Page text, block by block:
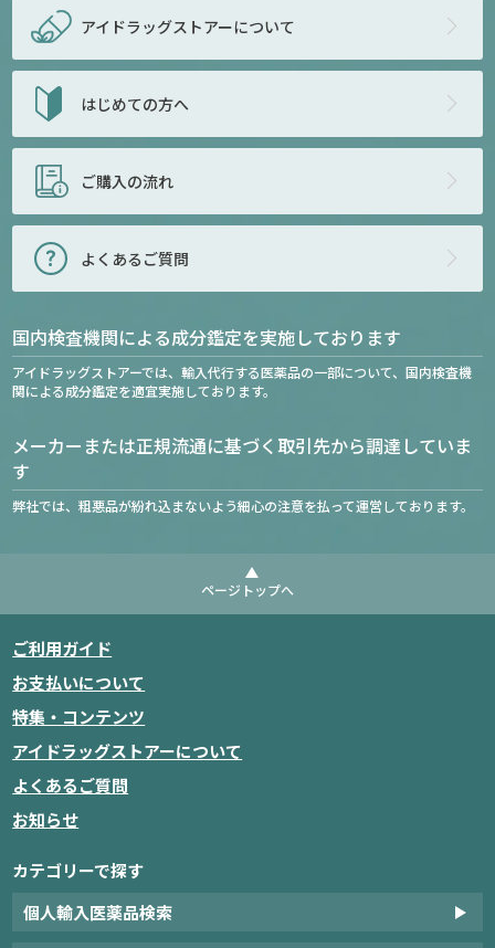
アイドラッグストアーについて
はじめての方へ
ご購入の流れ
よくあるご質問
国内検査機関による成分鑑定を実施しております
アイドラッグストアーでは、輸入代行する医薬品の一部について、国内検査機
関による成分鑑定を適宜実施しております。
メーカーまたは正規流通に基づく取引先から調達していま
す
弊社では、粗悪品が紛れ込まないよう細心の注意を払って運営しております。
ページトップへ
ご利用ガイド
お支払いについて
特集・コンテンツ
アイドラッグストアーについて
よくあるご質問
お知らせ
カテゴリーで探す
個人輸入医薬品検索